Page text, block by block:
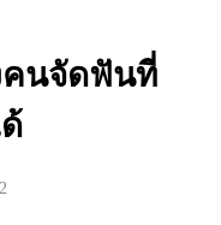
คนจัดฟันที่